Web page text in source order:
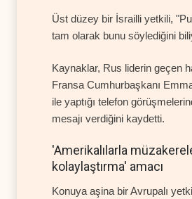
Üst düzey bir İsrailli yetkili,
tam olarak bunu söylediğini
Kaynaklar, Rus liderin geçen
Fransa Cumhurbaşkanı
ile yaptığı telefon
mesajı verdiğini kaydetti.
'Amerikalılarla
kolaylaştırma' amacı
Konuya aşina bir Avrupalı